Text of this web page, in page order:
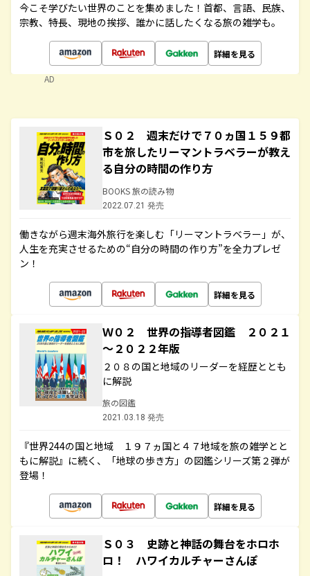
今こそ学びたい世界のことを集めました！首都、言語、民族、
宗教、特長、現地の挨拶、誰かに話したくなる旅の雑学も。
詳細を見る
AD
Ｓ０２ 週末だけで７０ヵ国１５９都
市を旅したリーマントラベラーが教え
る自分の時間の作り方
BOOKS 旅の読み物
2022.07.21 発売
働きながら週末海外旅行を楽しむ「リーマントラベラー」が、
人生を充実させるための“自分の時間の作り方”を全力プレゼ
ン！
詳細を見る
Ｗ０２ 世界の指導者図鑑 ２０２１
～２０２２年版
２０８の国と地域のリーダーを経歴ととも
に解説
旅の図鑑
2021.03.18 発売
『世界244の国と地域 １９７ヵ国と４７地域を旅の雑学とと
もに解説』に続く、「地球の歩き方」の図鑑シリーズ第２弾が
登場！
詳細を見る
Ｓ０３ 史跡と神話の舞台をホロホ
ロ！ ハワイカルチャーさんぽ